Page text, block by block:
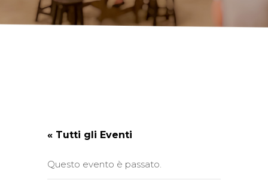
« Tutti gli Eventi
Questo evento è passato.